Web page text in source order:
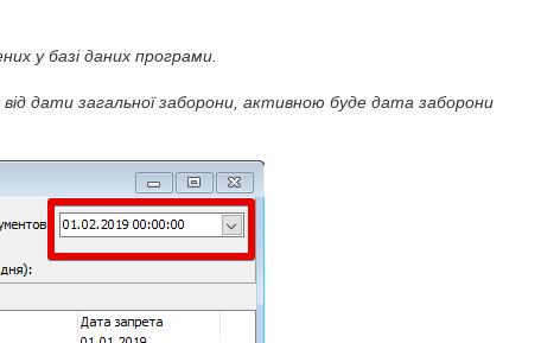
у базі даних програми.
дати загальної заборони, активною буде дата заборони